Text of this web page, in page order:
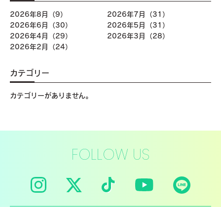
2026年8月（9）
2026年7月（31）
2026年6月（30）
2026年5月（31）
2026年4月（29）
2026年3月（28）
2026年2月（24）
カテゴリー
カテゴリーがありません。
FOLLOW US